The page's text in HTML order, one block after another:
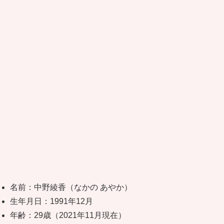
名前：中野綾香（なかの あやか）
生年月日：1991年12月
年齢：29歳（2021年11月現在）